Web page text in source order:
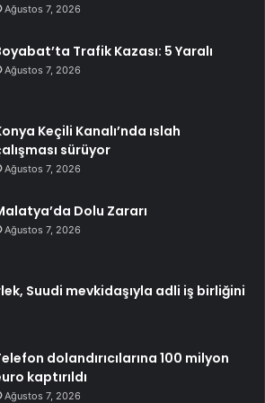
Ağustos 7, 2026
Trafik Kazası: 5 Yaralı
Ağustos 7, 2026
Keçili Kanalı’nda ıslah
sürüyor
Ağustos 7, 2026
Dolu Zararı
Ağustos 7, 2026
Suudi mevkidaşıyla adli iş birliğini
dolandırıcılarına 100 milyon
kaptırıldı
Ağustos 7, 2026